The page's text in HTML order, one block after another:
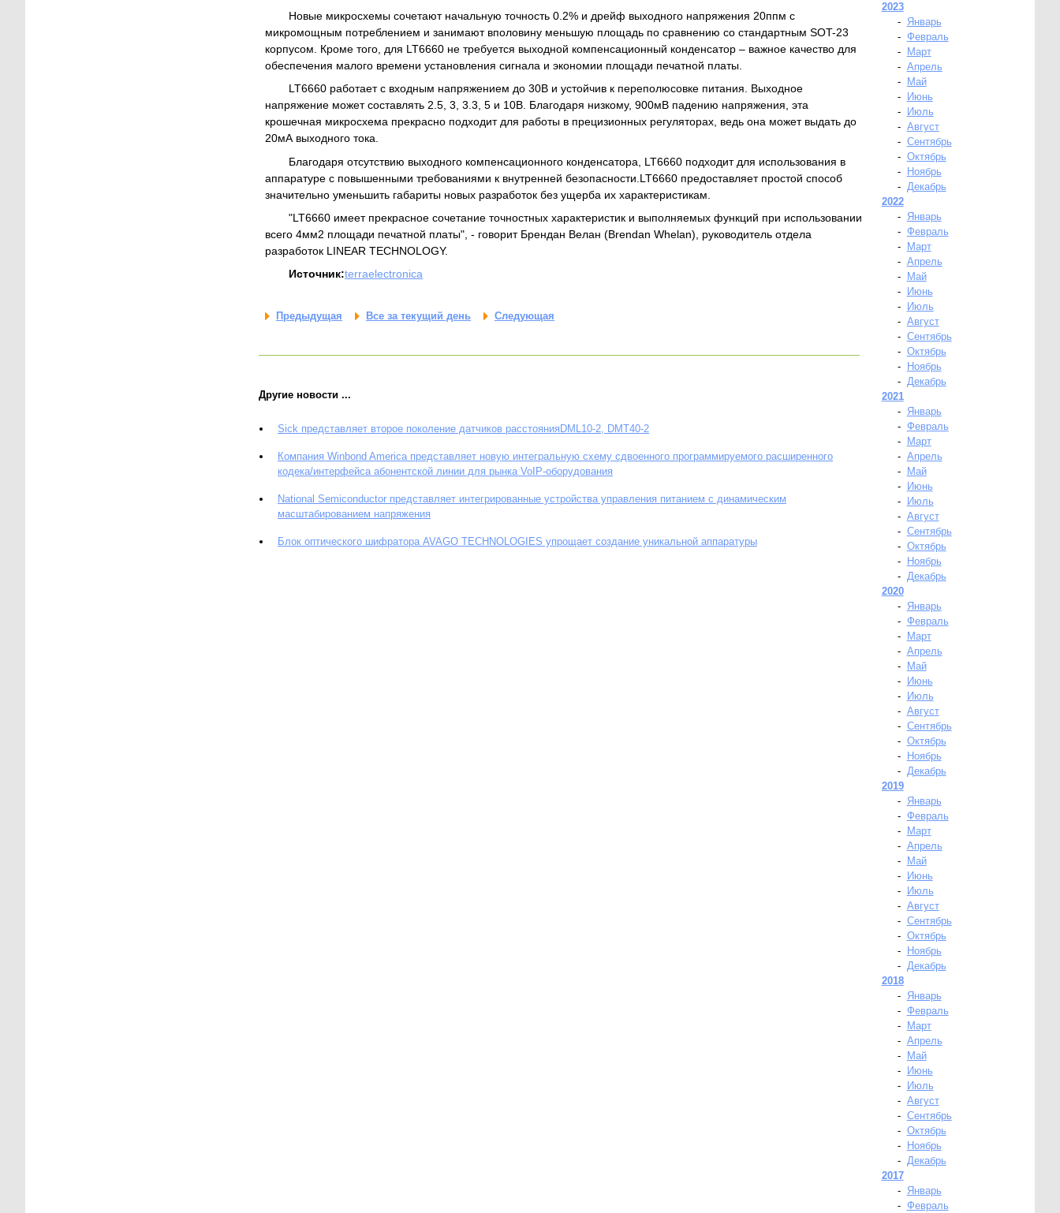
Новые микросхемы сочетают начальную точность 0.2% и дрейф выходного напряжения 20ппм с
микромощным потреблением и занимают вполовину меньшую площадь по сравнению со стандартным SOT-23
корпусом. Кроме того, для LT6660 не требуется выходной компенсационный конденсатор – важное качество для
обеспечения малого времени установления сигнала и экономии площади печатной платы.
LT6660 работает с входным напряжением до 30В и устойчив к переполюсовке питания. Выходное
напряжение может составлять 2.5, 3, 3.3, 5 и 10В. Благодаря низкому, 900мВ падению напряжения, эта
крошечная микросхема прекрасно подходит для работы в прецизионных регуляторах, ведь она может выдать до
20мА выходного тока.
Благодаря отсутствию выходного компенсационного конденсатора, LT6660 подходит для использования в
аппаратуре с повышенными требованиями к внутренней безопасности.LT6660 предоставляет простой способ
значительно уменьшить габариты новых разработок без ущерба их характеристикам.
"LT6660 имеет прекрасное сочетание точностных характеристик и выполняемых функций при использовании
всего 4мм2 площади печатной платы", - говорит Брендан Велан (Brendan Whelan), руководитель отдела
разработок LINEAR TECHNOLOGY.
Источник:terraelectronica
Предыдущая Все за текущий день Следующая
Другие новости ...
Sick представляет второе поколение датчиков расстоянияDML10-2, DMT40-2
Компания Winbond America представляет новую интегральную схему сдвоенного программируемого расширенного
кодека/интерфейса абонентской линии для рынка VoIP-оборудования
National Semiconductor представляет интегрированные устройства управления питанием с динамическим
масштабированием напряжения
Блок оптического шифратора AVAGO TECHNOLOGIES упрощает создание уникальной аппаратуры
2023
-
Январь
- Февраль
-
Март
- Апрель
-
Май
-
Июнь
-
Июль
- Август
- Сентябрь
- Октябрь
-
Ноябрь
- Декабрь
2022
-
Январь
- Февраль
-
Март
- Апрель
-
Май
-
Июнь
-
Июль
- Август
- Сентябрь
- Октябрь
-
Ноябрь
- Декабрь
2021
-
Январь
- Февраль
-
Март
- Апрель
-
Май
-
Июнь
-
Июль
- Август
- Сентябрь
- Октябрь
-
Ноябрь
- Декабрь
2020
-
Январь
- Февраль
-
Март
- Апрель
-
Май
-
Июнь
-
Июль
- Август
- Сентябрь
- Октябрь
-
Ноябрь
- Декабрь
2019
-
Январь
- Февраль
-
Март
- Апрель
-
Май
-
Июнь
-
Июль
- Август
- Сентябрь
- Октябрь
-
Ноябрь
- Декабрь
2018
-
Январь
- Февраль
-
Март
- Апрель
-
Май
-
Июнь
-
Июль
- Август
- Сентябрь
- Октябрь
-
Ноябрь
- Декабрь
2017
-
Январь
- Февраль